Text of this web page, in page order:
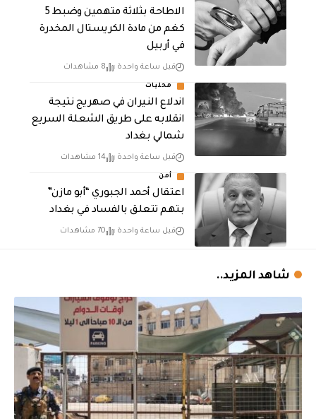
الاطاحة بثلاثة متهمين وضبط 5
كغم من مادة الكريستال المخدرة ​
في أربيل
قبل ساعة واحدة 8 مشاهدات
محليات
اندلاع النيران في صهريج نتيجة
انقلابه على طريق الشعلة السريع
شمالي بغداد
قبل ساعة واحدة 14 مشاهدات
أمن
اعتقال أحمد الجبوري “أبو مازن”
بتهم تتعلق بالفساد في بغداد
قبل ساعة واحدة 70 مشاهدات
شاهد المزيد..